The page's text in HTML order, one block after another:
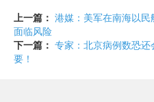
上一篇： 港媒：美军在南海以
面临风险
下一篇： 专家：北京病例数恐
要！